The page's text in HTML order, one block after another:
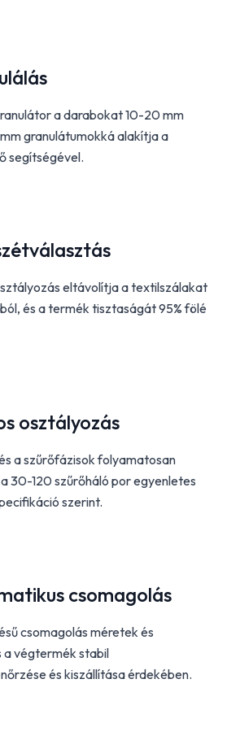
a darabokat 10-20 mm
granulátumokká alakítja a
segítségével.
eltávolítja a textilszálakat
és a termék tisztaságát 95% fölé
osztályozás
a szűrőfázisok folyamatosan
30-120 szűrőháló por egyenletes
szerint.
csomagolás
csomagolás méretek és
a végtermék stabil
és kiszállítása érdekében.